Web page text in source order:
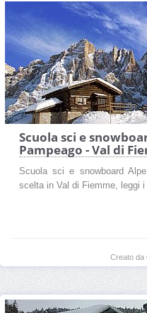
Scuola sci e
Pampeago - Val di
Scuola sci e snowboard
scelta in Val di Fiemme, leggi
Creato da